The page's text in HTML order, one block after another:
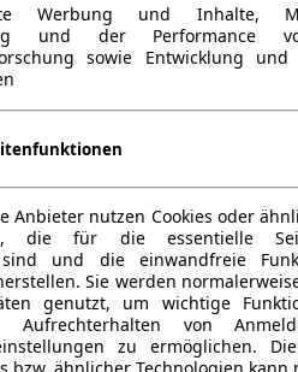
Werbung und Inhalte,
und der Performance
sowie Entwicklung und
Anbieter nutzen Cookies oder
die für die essentielle
und die einwandfreie
Sie werden
genutzt, um wichtige
Aufrechterhalten von
zu ermöglichen.